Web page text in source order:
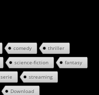
comedy thriller
science-fiction fantasy
serie streaming
Download